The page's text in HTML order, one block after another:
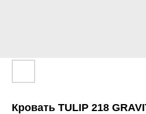
Кровать TULIP 218